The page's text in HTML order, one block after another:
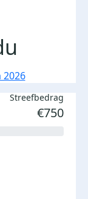
2026
Streefbedrag
€750